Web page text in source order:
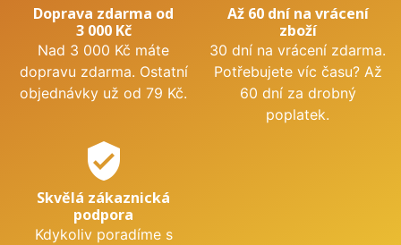
Doprava zdarma od
3 000 Kč
Nad 3 000 Kč máte
dopravu zdarma. Ostatní
objednávky už od 79 Kč.
Až 60 dní na vrácení
zboží
30 dní na vrácení zdarma.
Potřebujete víc času? Až
60 dní za drobný
poplatek.
verified_user
Skvělá zákaznická
podpora
Kdykoliv poradíme s